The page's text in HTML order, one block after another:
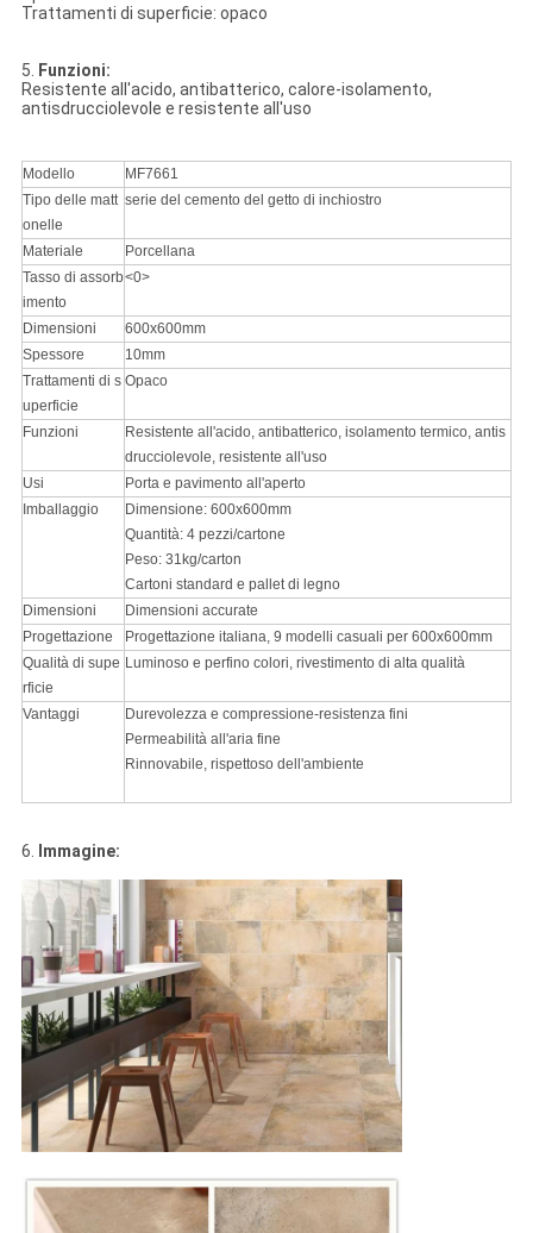
Trattamenti di superficie: opaco
5. Funzioni:
Resistente all'acido, antibatterico, calore-isolamento,
antisdrucciolevole e resistente all'uso
Modello
MF7661
Tipo delle matt
onelle
serie del cemento del getto di inchiostro
Materiale
Porcellana
Tasso di assorb
imento
<0>
Dimensioni
600x600mm
Spessore
10mm
Trattamenti di s
uperficie
Opaco
Funzioni
Resistente all'acido, antibatterico, isolamento termico, antis
drucciolevole, resistente all'uso
Usi
Porta e pavimento all'aperto
Imballaggio
Dimensione: 600x600mm
Quantità: 4 pezzi/cartone
Peso: 31kg/carton
Cartoni standard e pallet di legno
Dimensioni
Dimensioni accurate
Progettazione
Progettazione italiana, 9 modelli casuali per 600x600mm
Qualità di supe
rficie
Luminoso e perfino colori, rivestimento di alta qualità
Vantaggi
Durevolezza e compressione-resistenza fini
Permeabilità all'aria fine
Rinnovabile, rispettoso dell'ambiente
6. Immagine: